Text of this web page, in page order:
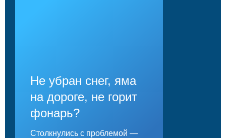
Не убран снег, яма
на дороге, не горит
фонарь?
Столкнулись с проблемой —